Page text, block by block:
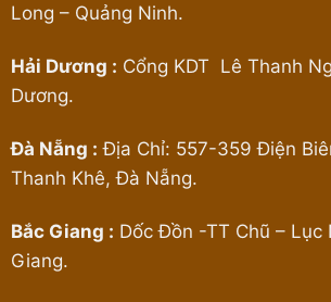
Long – Quảng Ninh.
Hải Dương : Cổng KDT Lê Thanh
Dương.
Đà Nẵng : Địa Chỉ: 557-359 Điện
Thanh Khê, Đà Nẵng.
Bắc Giang : Dốc Đồn -TT Chũ – Lục
Giang.